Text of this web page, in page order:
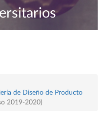
de Diseño de Producto
2019-2020)